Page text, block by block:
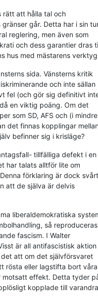
rätt att hålla tal och
går. Detta har i sin
reglering, men även som
och dess garantier dras
hus med mästarens
sida. Vänsterns kritik
och inte sällan
fel (och gör sig definitivt
en viktig poäng. Om det
som SD, AFS och (i mindre
det finnas kopplingar
befinner sig i krisläge?
tillfälliga defekt i en
har talats alltför lite om
förklaring är dock svårt
att de själva är delvis
liberaldemokratiska
så reproduceras
fascism. I Walter
är all antifascistisk aktion
att om det självförsvaret
rösta eller lagstifta bort våra
motsatt effekt. Detta tyder
kopplade till